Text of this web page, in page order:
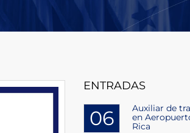
ENTRADAS
06
Auxiliar de
en
Rica